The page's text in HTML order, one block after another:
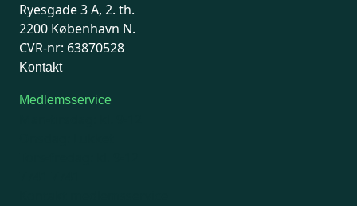
Ryesgade 3 A, 2. th.
2200 København N.
CVR-nr: 63870528
Kontakt
Medlemsservice